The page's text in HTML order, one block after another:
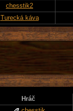
chesstik2
Turecká káva
Hráč